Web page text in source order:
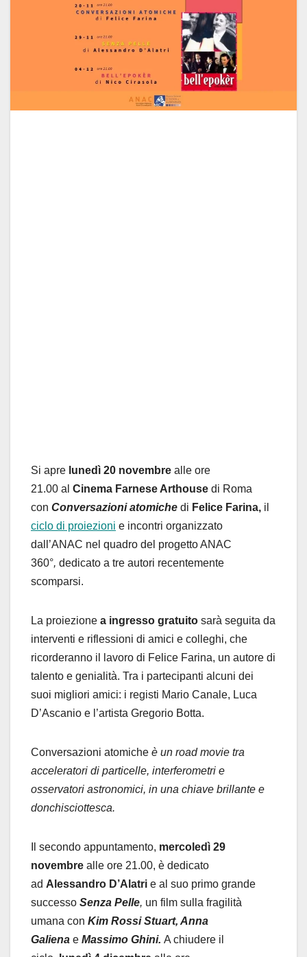
Si apre lunedì 20 novembre alle ore
21.00 al Cinema Farnese Arthouse di Roma
con Conversazioni atomiche di Felice Farina, il
ciclo di proiezioni e incontri organizzato
dall’ANAC nel quadro del progetto ANAC
360°, dedicato a tre autori recentemente
scomparsi.
La proiezione a ingresso gratuito sarà seguita da
interventi e riflessioni di amici e colleghi, che
ricorderanno il lavoro di Felice Farina, un autore di
talento e genialità. Tra i partecipanti alcuni dei
suoi migliori amici: i registi Mario Canale, Luca
D’Ascanio e l’artista Gregorio Botta.
Conversazioni atomiche è un road movie tra
acceleratori di particelle, interferometri e
osservatori astronomici, in una chiave brillante e
donchisciottesca.
Il secondo appuntamento, mercoledì 29
novembre alle ore 21.00, è dedicato
ad Alessandro D’Alatri e al suo primo grande
successo Senza Pelle, un film sulla fragilità
umana con Kim Rossi Stuart, Anna
Galiena e Massimo Ghini. A chiudere il